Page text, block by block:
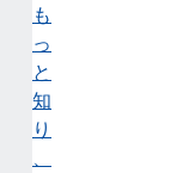
も
っ
と
知
り
、